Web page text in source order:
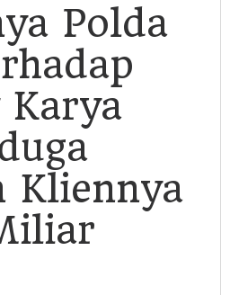
Terhadap
Tommy
Karya
yang
Diduga
Rugikan
Kliennya
90
Miliar
Polda
Kliennya